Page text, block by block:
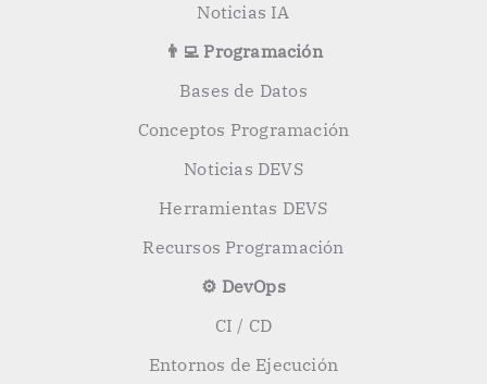
Noticias IA
👨‍💻 Programación
Bases de Datos
Conceptos Programación
Noticias DEVS
Herramientas DEVS
Recursos Programación
⚙️ DevOps
CI / CD
Entornos de Ejecución